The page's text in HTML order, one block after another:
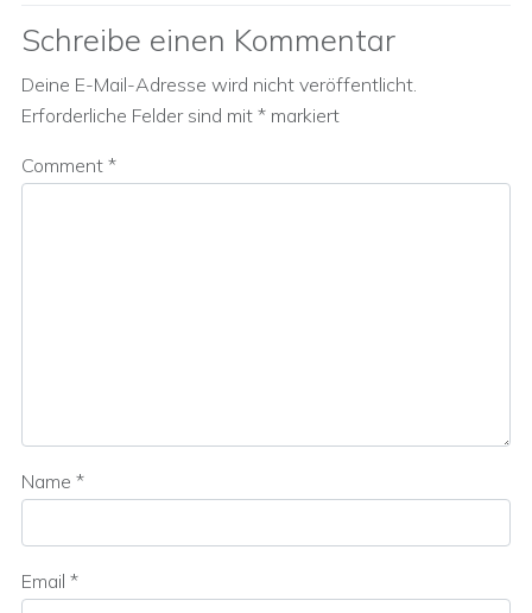
Schreibe einen Kommentar
Deine E-Mail-Adresse wird nicht veröffentlicht.
Erforderliche Felder sind mit * markiert
Comment *
Name *
Email *